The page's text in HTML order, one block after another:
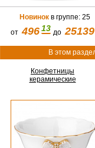
Новинок в группе: 25
от496 13до25139
В этом
Конфетницы
керамические